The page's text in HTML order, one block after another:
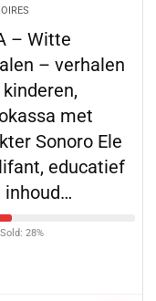
– Witte
– verhalen
met
Sonoro Ele
educatief
inhoud…
28%